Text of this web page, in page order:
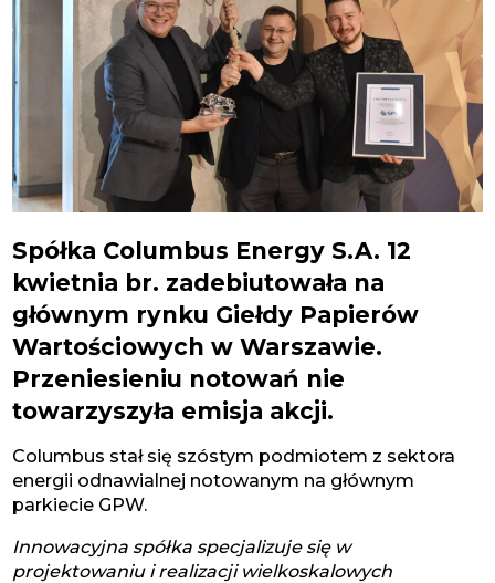
Spółka Columbus Energy S.A. 12
kwietnia br. zadebiutowała na
głównym rynku Giełdy Papierów
Wartościowych w Warszawie.
Przeniesieniu notowań nie
towarzyszyła emisja akcji.
Columbus stał się szóstym podmiotem z sektora
energii odnawialnej notowanym na głównym
parkiecie GPW.
Innowacyjna spółka specjalizuje się w
projektowaniu i realizacji wielkoskalowych